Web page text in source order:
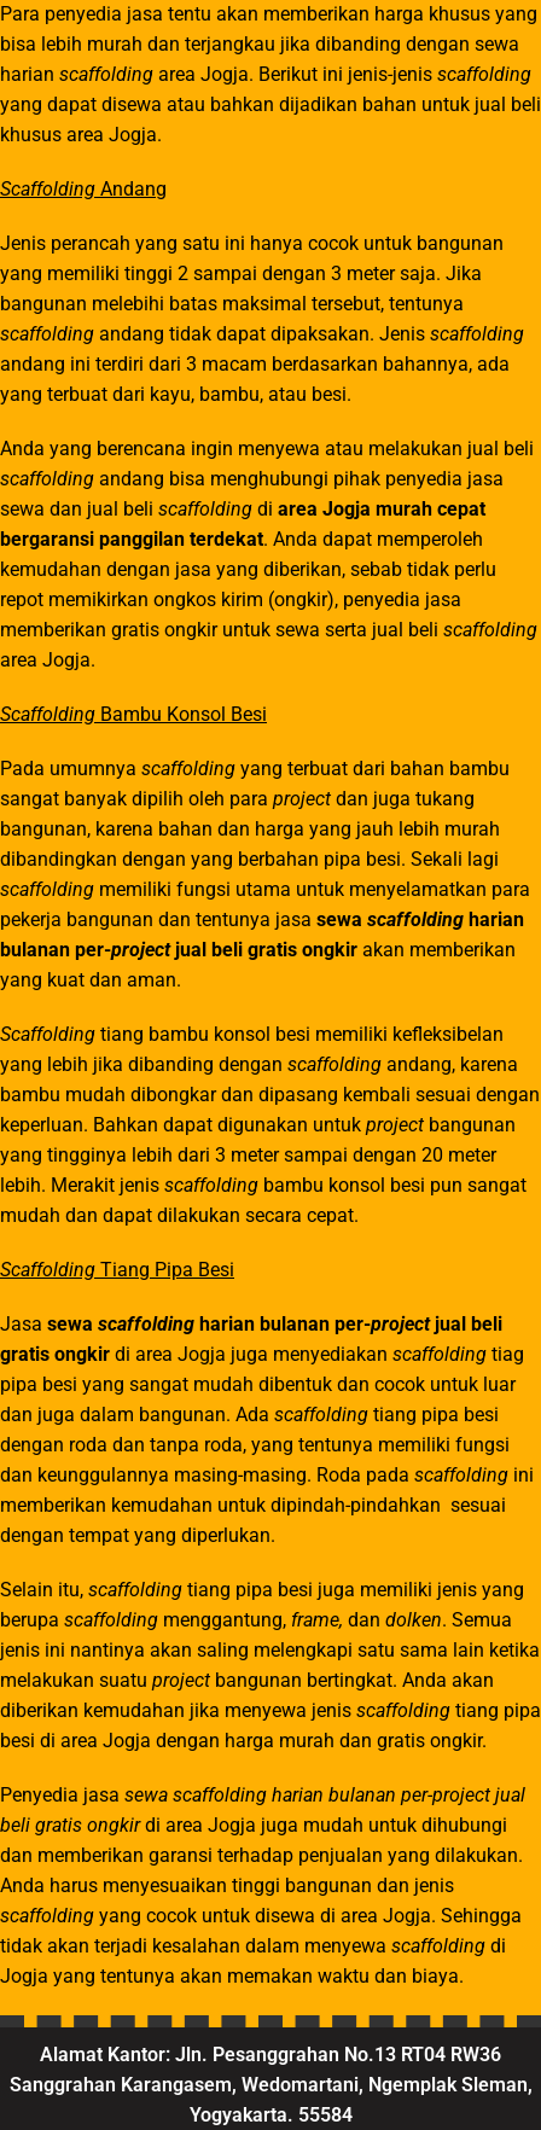
Para penyedia jasa tentu akan memberikan harga khusus yang
bisa lebih murah dan terjangkau jika dibanding dengan sewa
harian scaffolding area Jogja. Berikut ini jenis-jenis scaffolding
yang dapat disewa atau bahkan dijadikan bahan untuk jual beli
khusus area Jogja.
Scaffolding Andang
Jenis perancah yang satu ini hanya cocok untuk bangunan
yang memiliki tinggi 2 sampai dengan 3 meter saja. Jika
bangunan melebihi batas maksimal tersebut, tentunya
scaffolding andang tidak dapat dipaksakan. Jenis scaffolding
andang ini terdiri dari 3 macam berdasarkan bahannya, ada
yang terbuat dari kayu, bambu, atau besi.
Anda yang berencana ingin menyewa atau melakukan jual beli
scaffolding andang bisa menghubungi pihak penyedia jasa
sewa dan jual beli scaffolding di area Jogja murah cepat
bergaransi panggilan terdekat. Anda dapat memperoleh
kemudahan dengan jasa yang diberikan, sebab tidak perlu
repot memikirkan ongkos kirim (ongkir), penyedia jasa
memberikan gratis ongkir untuk sewa serta jual beli scaffolding
area Jogja.
Scaffolding Bambu Konsol Besi
Pada umumnya scaffolding yang terbuat dari bahan bambu
sangat banyak dipilih oleh para project dan juga tukang
bangunan, karena bahan dan harga yang jauh lebih murah
dibandingkan dengan yang berbahan pipa besi. Sekali lagi
scaffolding memiliki fungsi utama untuk menyelamatkan para
pekerja bangunan dan tentunya jasa sewa scaffolding harian
bulanan per-project jual beli gratis ongkir akan memberikan
yang kuat dan aman.
Scaffolding tiang bambu konsol besi memiliki kefleksibelan
yang lebih jika dibanding dengan scaffolding andang, karena
bambu mudah dibongkar dan dipasang kembali sesuai dengan
keperluan. Bahkan dapat digunakan untuk project bangunan
yang tingginya lebih dari 3 meter sampai dengan 20 meter
lebih. Merakit jenis scaffolding bambu konsol besi pun sangat
mudah dan dapat dilakukan secara cepat.
Scaffolding Tiang Pipa Besi
Jasa sewa scaffolding harian bulanan per-project jual beli
gratis ongkir di area Jogja juga menyediakan scaffolding tiag
pipa besi yang sangat mudah dibentuk dan cocok untuk luar
dan juga dalam bangunan. Ada scaffolding tiang pipa besi
dengan roda dan tanpa roda, yang tentunya memiliki fungsi
dan keunggulannya masing-masing. Roda pada scaffolding ini
memberikan kemudahan untuk dipindah-pindahkan sesuai
dengan tempat yang diperlukan.
Selain itu, scaffolding tiang pipa besi juga memiliki jenis yang
berupa scaffolding menggantung, frame, dan dolken. Semua
jenis ini nantinya akan saling melengkapi satu sama lain ketika
melakukan suatu project bangunan bertingkat. Anda akan
diberikan kemudahan jika menyewa jenis scaffolding tiang pipa
besi di area Jogja dengan harga murah dan gratis ongkir.
Penyedia jasa sewa scaffolding harian bulanan per-project jual
beli gratis ongkirdi area Jogja juga mudah untuk dihubungi
dan memberikan garansi terhadap penjualan yang dilakukan.
Anda harus menyesuaikan tinggi bangunan dan jenis
scaffolding yang cocok untuk disewa di area Jogja. Sehingga
tidak akan terjadi kesalahan dalam menyewa scaffolding di
Jogja yang tentunya akan memakan waktu dan biaya.
Alamat Kantor: Jln. Pesanggrahan No.13 RT04 RW36
Sanggrahan Karangasem, Wedomartani, Ngemplak Sleman,
Yogyakarta. 55584